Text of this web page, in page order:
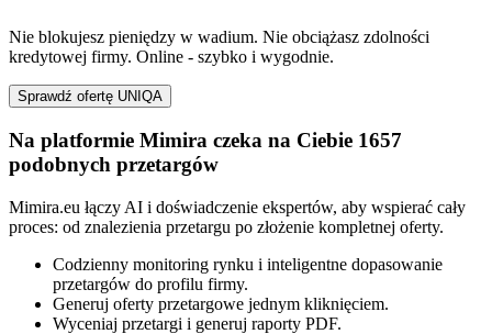
Nie blokujesz pieniędzy w wadium. Nie obciążasz zdolności
kredytowej firmy. Online - szybko i wygodnie.
Sprawdź ofertę UNIQA
Na platformie Mimira czeka na Ciebie 1657
podobnych przetargów
Mimira.eu łączy AI i doświadczenie ekspertów, aby wspierać cały
proces: od znalezienia przetargu po złożenie kompletnej oferty.
Codzienny monitoring rynku i inteligentne dopasowanie
przetargów do profilu firmy.
Generuj oferty przetargowe jednym kliknięciem.
Wyceniaj przetargi i generuj raporty PDF.